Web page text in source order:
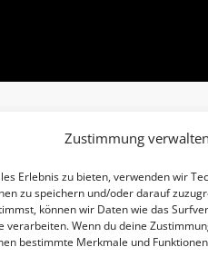
Zustimmung verwalten
Erlebnis zu bieten, verwenden wir
zu speichern und/oder darauf
können wir Daten wie das
verarbeiten. Wenn du deine
bestimmte Merkmale und